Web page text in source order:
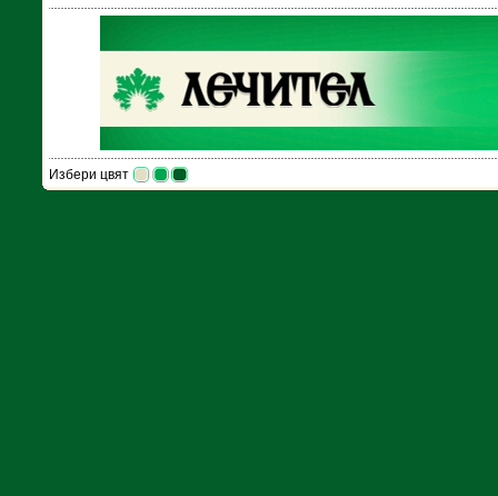
Избери цвят